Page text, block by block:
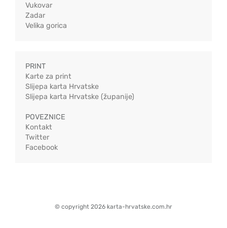
Vukovar
Zadar
Velika gorica
PRINT
Karte za print
Slijepa karta Hrvatske
Slijepa karta Hrvatske (županije)
POVEZNICE
Kontakt
Twitter
Facebook
© copyright 2026 karta-hrvatske.com.hr